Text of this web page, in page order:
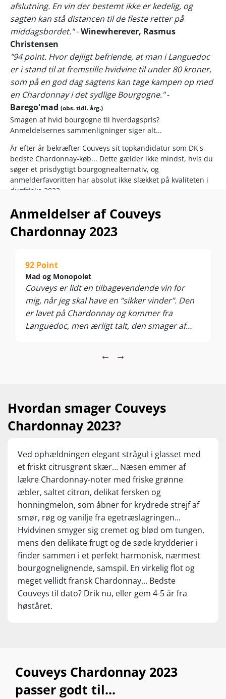
afslutning. En vin der bestemt ikke er kedelig, og
sagten kan stå distancen til de fleste retter på
middagsbordet."-Winewherever, Rasmus
Christensen
"94 point. Hvor dejligt befriende, at man i Languedoc
er i stand til at fremstille hvidvine til under 80 kroner,
som på en god dag sagtens kan tage kampen op med
en Chardonnay i det sydlige Bourgogne."-
Barego'mad (obs. tidl. årg.)
Smagen af hvid bourgogne til hverdagspris?
Anmeldelsernes sammenligninger siger alt...
År efter år bekræfter Couveys sit topkandidatur som DK's
bedste Chardonnay-køb... Dette gælder ikke mindst, hvis du
søger et prisdygtigt bourgognealternativ, og
anmelderfavoritten har absolut ikke slækket på kvaliteten i
dugfriske 2023.
Er du vild med frugtlækker, smørcremet og elegant
egetræskrydret Chardonnay, så leverer Couveys den
ultimative allrounder på et niveau, du yderst sjældent
smager mage til i prislejet.
Nyd den til hygge, grillet fisk og skaldyr, stegt fjerkræ og lyst
kød, svampe, charcuteri og cremede oste. Servér ved 10-
Anmeldelser af Couveys
Chardonnay 2023
92 Point
Mad og Monopolet
Couveys er lidt en tilbagevendende vin for
mig, når jeg skal have en “sikker vinder”. Den
er lavet på Chardonnay og kommer fra
Languedoc, men ærligt talt, den smager af
og friskhed - god balance, skøn vin til gode
penge 1 FL. 119,95 / BEDSTE PRIS V/ 6 FL. 69,95
← →
Hvordan smager Couveys
Chardonnay 2023?
Ved ophældningen elegant strågul i glasset med
et friskt citrusgrønt skær… Næsen emmer af
lækre Chardonnay-noter med friske grønne
æbler, saltet citron, delikat fersken og
honningmelon, som åbner for krydrede strejf af
smør, røg og vanilje fra egetræslagringen...
Hvidvinen smyger sig cremet og blød om tungen,
mens den delikate frugt og de søde krydderier i
finder sammen i et perfekt harmonisk, nærmest
bourgognelignende, samspil. En virkelig flot og
meget vellidt fransk Chardonnay... Bedste
Couveys til dato? Drik nu, eller gem 4-5 år fra
høståret.
Couveys Chardonnay 2023
passer godt til...